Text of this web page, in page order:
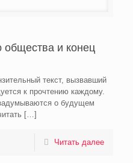
общества и конец
текст, вызвавший
к прочтению каждому.
о будущем
[…]
Читать далее